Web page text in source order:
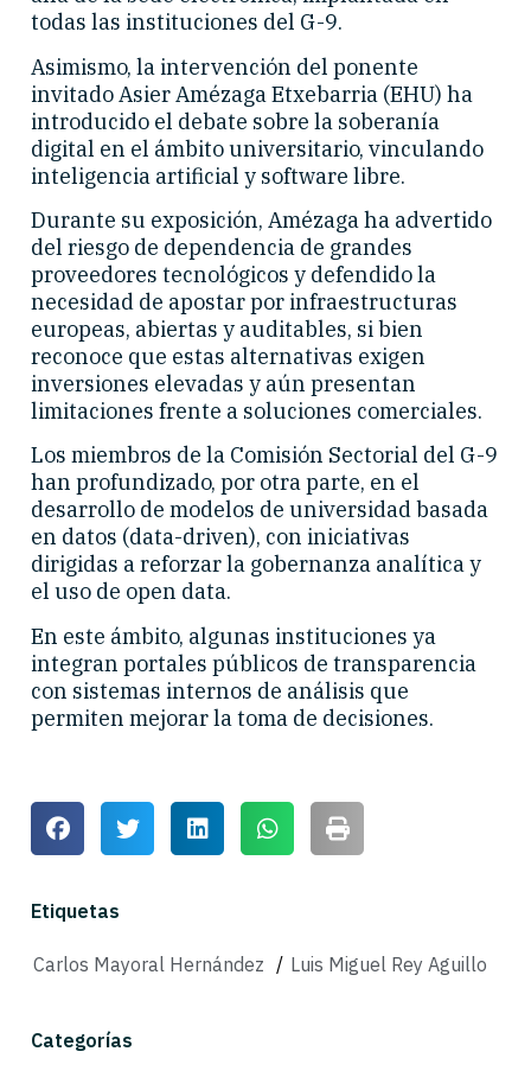
todas las instituciones del G-9.
Asimismo, la intervención del ponente
invitado Asier Amézaga Etxebarria (EHU) ha
introducido el debate sobre la soberanía
digital en el ámbito universitario, vinculando
inteligencia artificial y software libre.
Durante su exposición, Amézaga ha advertido
del riesgo de dependencia de grandes
proveedores tecnológicos y defendido la
necesidad de apostar por infraestructuras
europeas, abiertas y auditables, si bien
reconoce que estas alternativas exigen
inversiones elevadas y aún presentan
limitaciones frente a soluciones comerciales.
Los miembros de la Comisión Sectorial del G-9
han profundizado, por otra parte, en el
desarrollo de modelos de universidad basada
en datos (data-driven), con iniciativas
dirigidas a reforzar la gobernanza analítica y
el uso de open data.
En este ámbito, algunas instituciones ya
integran portales públicos de transparencia
con sistemas internos de análisis que
permiten mejorar la toma de decisiones.
Etiquetas
Carlos Mayoral Hernández / Luis Miguel Rey Aguillo
Categorías